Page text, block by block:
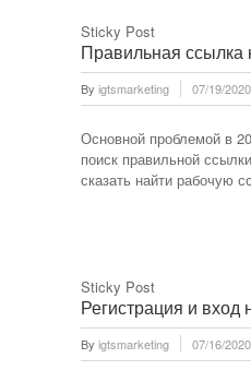
Sticky Post
Правильная ссылка
By igtsmarketing 07/19/2020
Основной проблемой в
поиск правильной
сказать найти рабочую
Sticky Post
Регистрация и вход
By igtsmarketing 07/16/2020